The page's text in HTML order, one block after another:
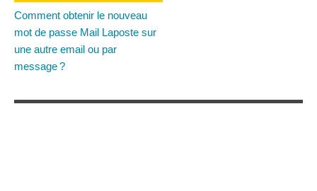
Comment obtenir le nouveau
mot de passe Mail Laposte sur
une autre email ou par
message ?